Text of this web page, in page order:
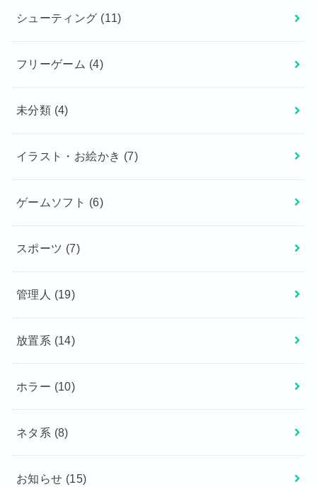
シューティング (11)
フリーゲーム (4)
未分類 (4)
イラスト・お絵かき (7)
ゲームソフト (6)
スポーツ (7)
管理人 (19)
放置系 (14)
ホラー (10)
ネタ系 (8)
お知らせ (15)